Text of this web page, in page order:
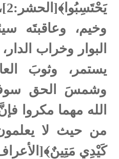
وخيم، وعاقبتَه
البوار وخراب
يستمر، وثوبَ
وشمسَ الحق
الله مهما مكروا
من حيث لا
كَيْدِي